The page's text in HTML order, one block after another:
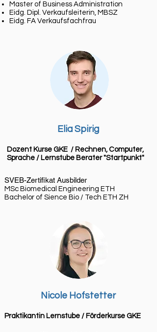
Master of Business Administration
Eidg. Dipl. Verkaufsleiterin, MBSZ
Eidg. FA Verkaufsfachfrau
Elia Spirig
Dozent Kurse GKE / Rechnen, Computer,
Sprache / Lernstube Berater "Startpunkt"
SVEB-Zertifikat Ausbilder
MSc Biomedical Engineering ETH
Bachelor of Sience Bio / Tech ETH ZH
Nicole Hofstetter
Praktikantin Lernstube / Förderkurse GKE